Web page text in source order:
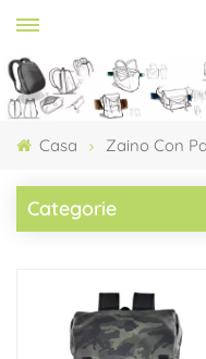
Casa Zaino Con
Categorie